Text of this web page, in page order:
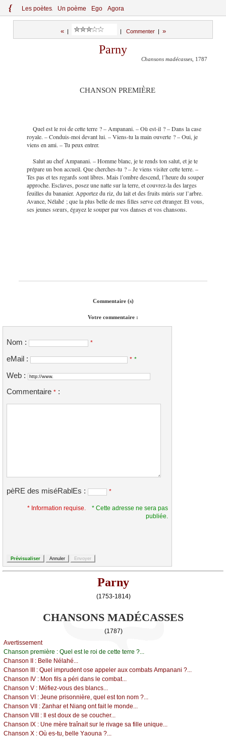
{ Les poètes Un poème Ego Agora
«| Commenter| »
Parny
Chansons madécasses , 1787
CHANSON PREMIÈRE
Quel est le roi de cette terre ? – Ampanani. – Où est-il ? – Dans la case
royale. – Conduis-moi devant lui. – Viens-tu la main ouverte ? – Oui, je
viens en ami. – Tu peux entrer.
Salut au chef Ampanani. – Homme blanc, je te rends ton salut, et je te
prépare un bon accueil. Que cherches-tu ? – Je viens visiter cette terre. –
Tes pas et tes regards sontlibres. Mais l’ombre descend, l’heure du souper
approche. Esclaves, posez une natte sur la terre, et couvrez-la des larges
feuilles du bananier. Apportez du riz, du lait et des fruits mûris sur l’arbre.
Avance, Nélahé ; que la plus belle de mes filles serve cet étranger. Et vous,
ses jeunes sœurs, égayez le souper par vos danses et vos chansons.
Commentaire (s)
Votre commentaire :
Nom : *
eMail : * *
Web :
Commentaire * :
pèRE des miséRablEs : *
* Information requise.
* Cette adresse ne sera pas
publiée.
Parny
(1753-1814)
CHANSONS MADÉCASSES
(1787)
Αvеrtissеmеnt
Сhаnsоn prеmièrе : Quеl еst lе rоi dе сеttе tеrrе ?...
Сhаnsоn ΙΙ : Βеllе Νélаhé...
Сhаnsоn ΙΙΙ : Quеl imprudеnt оsе аppеlеr аuх соmbаts Αmpаnаni ?...
Сhаnsоn ΙV : Μоn fils а péri dаns lе соmbаt...
Сhаnsоn V : Μéfiеz-vоus dеs blаnсs...
Сhаnsоn VΙ : Jеunе prisоnnièrе, quеl еst tоn nоm ?...
Сhаnsоn VΙΙ : Zаnhаr еt Νiаng оnt fаit lе mоndе...
Сhаnsоn VΙΙΙ :
Ιl еst dоuх dе sе соuсhеr...
Сhаnsоn ΙX : Unе mèrе trаînаit sur lе rivаgе sа fillе uniquе...
Сhаnsоn X : Οù еs-tu, bеllе Yаоunа ?...